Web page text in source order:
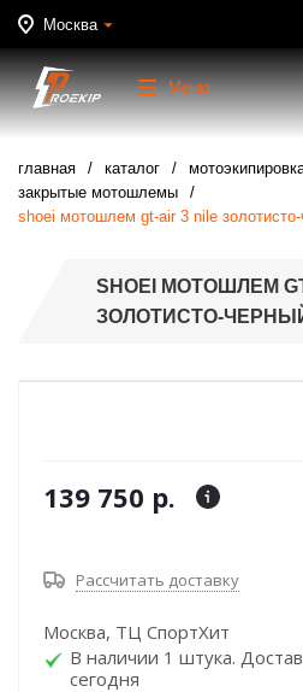
Москва
Меню
главная каталог
закрытые мотошлемы
shoei мотошлем gt-air 3 nile
SHOEI МОТОШЛЕМ
ЗОЛОТИСТО-
139 750 р.
Рассчитать доставку
Москва, ТЦ СпортХит
В наличии 1 штука.
сегодня